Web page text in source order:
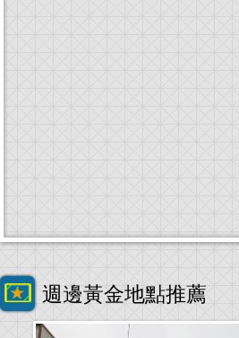
週邊黃金地點推薦